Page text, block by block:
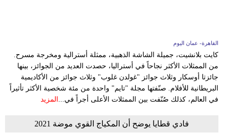
القاهرة- عمان اليوم
كايت بلانشيت، جميلة الشاشة الذهبية، ممثلة أسترالية ومخرجة مسرح.
من الممثلات الأكثر نجاحاً في أستراليا، حصدت العديد من الجوائز، بينها
جائزتا أوسكار وثلاث جوائز "غولدن غلوب" وثلاث جوائز من الأكاديمية
البريطانية للأفلام. صنّفتها مجلة "تايم" واحدة من مئة شخصية الأكثر تأثيراً
في العالم، كذلك صُنّفت بين الممثلات الأعلى أجراً في... المزيد
فادي قطايا يوضح أن المكياج القوي موضة 2021